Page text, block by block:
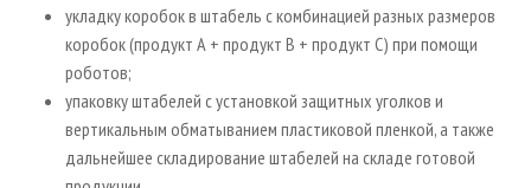
укладку коробок в штабель с комбинацией разных размеров
коробок (продукт А + продукт B + продукт С) при помощи
роботов;
упаковку штабелей с установкой защитных уголков и
вертикальным обматыванием пластиковой пленкой, а также
дальнейшее складирование штабелей на складе готовой